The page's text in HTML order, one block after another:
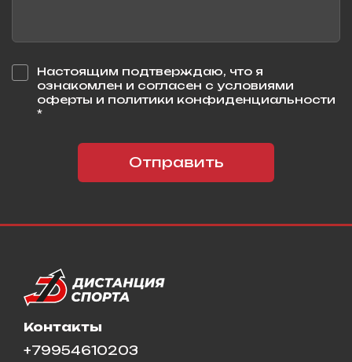
Настоящим подтверждаю, что я
ознакомлен и согласен с условиями
оферты и политики конфиденциальности
*
Отправить
Контакты
+79954610203